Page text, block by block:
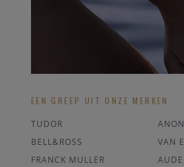
EEN GREEP UIT ONZE MERKEN
TUDOR
BELL&ROSS
VAN
FRANCK MULLER